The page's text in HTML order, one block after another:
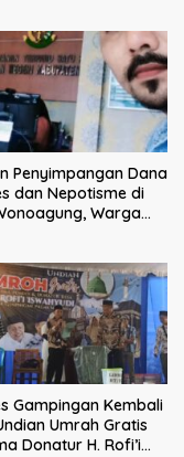
Penyimpangan Dana
dan Nepotisme di
Warga
Gampingan Kembali
Umrah Gratis
Donatur H. Rofi’i